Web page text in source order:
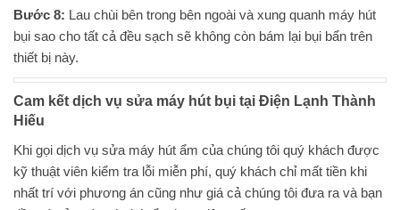
Bước 8: Lau chùi bên trong bên ngoài và xung quanh máy hút
bụi sao cho tất cả đều sạch sẽ không còn bám lại bụi bẩn trên
thiết bị này.
Cam kết dịch vụ sửa máy hút bụi tại Điện Lạnh Thành
Hiếu
Khi gọi dịch vụ sửa máy hút ẩm của chúng tôi quý khách được
kỹ thuật viên kiểm tra lỗi miễn phí, quý khách chỉ mất tiền khi
nhất trí với phương án cũng như giá cả chúng tôi đưa ra và bạn